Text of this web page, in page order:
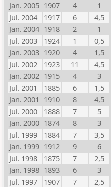
Jan. 2005 1907 4
1
Jul. 2004
1917 6
4,5
Jan. 2004 1918 2
1
Jul. 2003
1924 1
0,5
Jan. 2003 1920 4
1,5
Jul. 2002
1923 11
4,5
Jan. 2002 1915 4
3
Jul. 2001
1885 6
1,5
Jan. 2001
1910 8
4,5
Jul. 2000
1888 7
5
Jan. 2000 1874 8
3
Jul. 1999
1884 7
3,5
Jan. 1999 1912 9
6
Jul. 1998
1875 7
2,5
Jan. 1998 1893 6
3
Jul. 1997
1907 7
2,5